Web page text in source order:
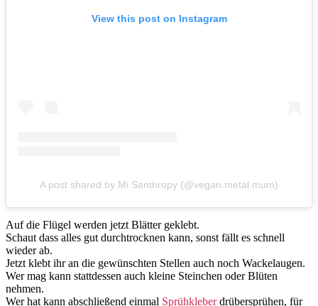
View this post on Instagram
A post shared by Mi Santhropy (@vegan.metal.mum)
Auf die Flügel werden jetzt Blätter geklebt.
Schaut dass alles gut durchtrocknen kann, sonst fällt es schnell
wieder ab.
Jetzt klebt ihr an die gewünschten Stellen auch noch Wackelaugen.
Wer mag kann stattdessen auch kleine Steinchen oder Blüten
nehmen.
Wer hat kann abschließend einmal Sprühkleberdrübersprühen, für